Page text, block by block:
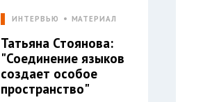
ИНТЕРВЬЮ МАТЕРИАЛ
Татьяна Стоянова:
"Соединение языков
создает особое
пространство"